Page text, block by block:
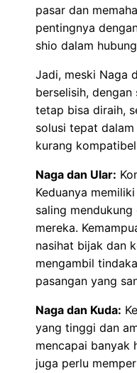
pasar dan
pentingnya
shio dalam
Jadi, meski Naga
berselisih,
tetap bisa diraih,
solusi tepat
kurang
Naga dan Ular:
Keduanya
saling
mereka.
nasihat bijak dan
mengambil
pasangan yang
Naga dan Kuda:
yang tinggi dan
mencapai banyak
juga perlu